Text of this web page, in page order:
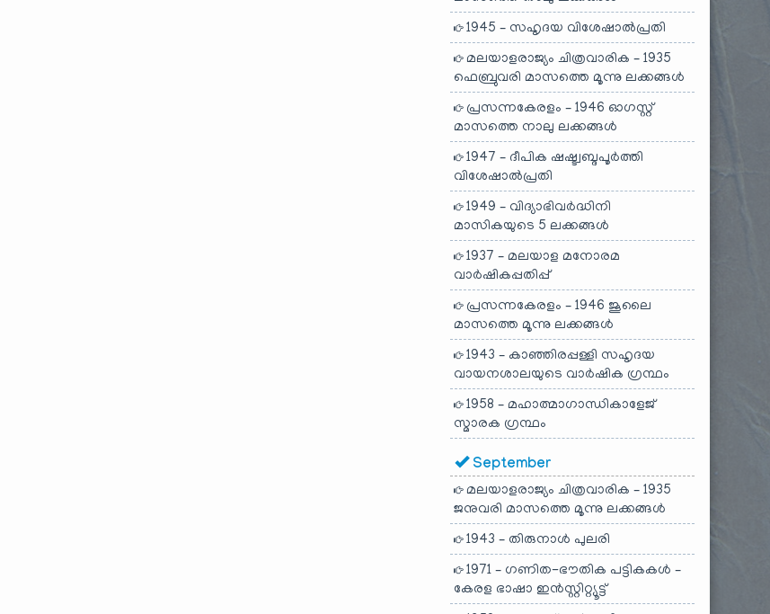
1945 – സഹൃദയ വിശേഷാൽപ്രതി
മലയാളരാജ്യം ചിത്രവാരിക – 1935
ഫെബ്രുവരി മാസത്തെ മൂന്നു ലക്കങ്ങൾ
പ്രസന്നകേരളം – 1946 ഓഗസ്റ്റ്
മാസത്തെ നാലു ലക്കങ്ങൾ
1947 – ദീപിക ഷഷ്ട്വബ്ദപൂർത്തി
വിശേഷാൽപ്രതി
1949 – വിദ്യാഭിവർദ്ധിനി
മാസികയുടെ 5 ലക്കങ്ങൾ
1937 – മലയാള മനോരമ
വാർഷികപ്പതിപ്പ്
പ്രസന്നകേരളം – 1946 ജൂലൈ
മാസത്തെ മൂന്നു ലക്കങ്ങൾ
1943 – കാഞ്ഞിരപ്പള്ളി സഹൃദയ
വായനശാലയുടെ വാർഷിക ഗ്രന്ഥം
1958 – മഹാത്മാഗാന്ധികാളേജ്
സ്മാരക ഗ്രന്ഥം
September
മലയാളരാജ്യം ചിത്രവാരിക – 1935
ജനുവരി മാസത്തെ മൂന്നു ലക്കങ്ങൾ
1943 – തിരുനാൾ പുലരി
1971 – ഗണിത-ഭൗതിക പട്ടികകൾ –
കേരള ഭാഷാ ഇൻസ്റ്റിറ്റ്യൂട്ട്